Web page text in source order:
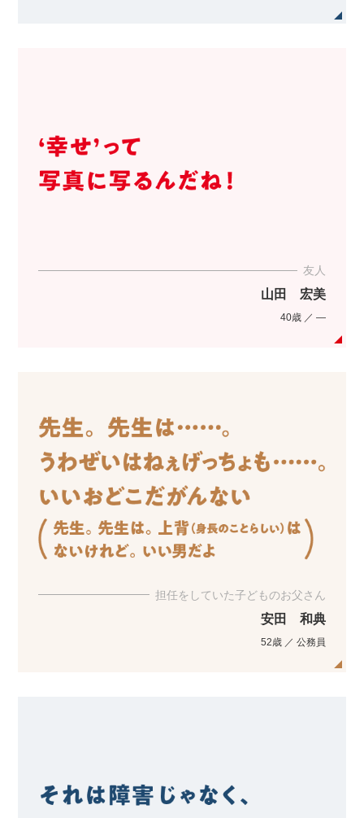
友人
山田 宏美
40歳 ／ ―
担任をしていた子どものお父さん
安田 和典
52歳 ／ 公務員